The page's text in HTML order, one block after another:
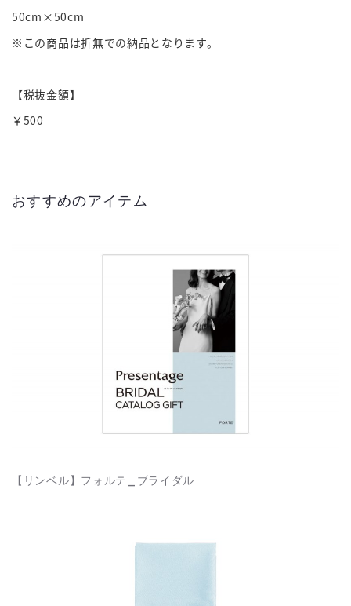
50cm×50cm
※この商品は折無での納品となります。
【税抜金額】
￥500
おすすめのアイテム
【リンベル】フォルテ_ブライダル